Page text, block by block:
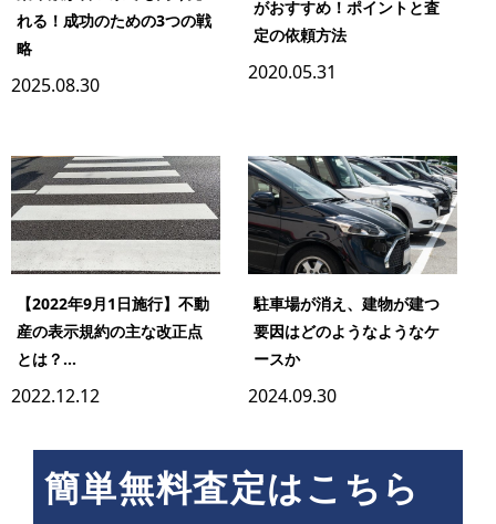
れる！成功のための3つの戦
略
2025.08.30
がおすすめ！ポイントと査
定の依頼方法
2020.05.31
【2022年9月1日施行】不動
産の表示規約の主な改正点
とは？...
2022.12.12
駐車場が消え、建物が建つ
要因はどのようなようなケ
ースか
2024.09.30
簡単無料査定はこちら